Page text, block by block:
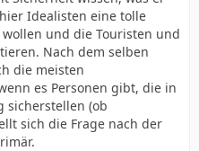
Idealisten eine tolle
und die Touristen und
Nach dem selben
die meisten
es Personen gibt, die in
sicherstellen (ob
sich die Frage nach der